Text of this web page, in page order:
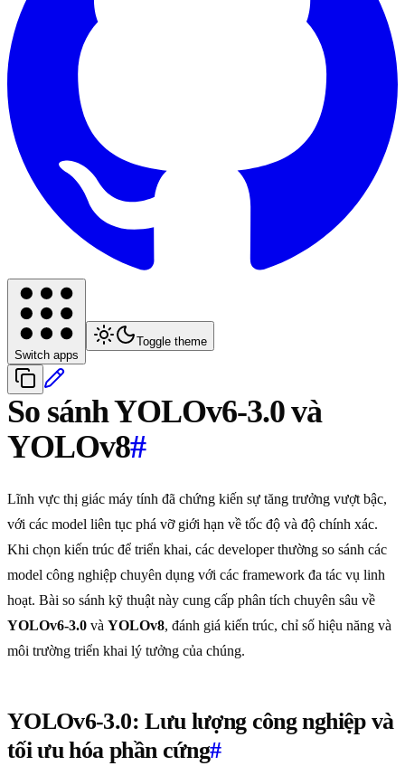
Switch apps
Toggle theme
So sánh YOLOv6-3.0 và
YOLOv8#
Lĩnh vực thị giác máy tính đã chứng kiến sự tăng trưởng vượt bậc,
với các model liên tục phá vỡ giới hạn về tốc độ và độ chính xác.
Khi chọn kiến trúc để triển khai, các developer thường so sánh các
model công nghiệp chuyên dụng với các framework đa tác vụ linh
hoạt. Bài so sánh kỹ thuật này cung cấp phân tích chuyên sâu về
YOLOv6-3.0 và YOLOv8, đánh giá kiến trúc, chỉ số hiệu năng và
môi trường triển khai lý tưởng của chúng.
YOLOv6-3.0: Lưu lượng công nghiệp và
tối ưu hóa phần cứng#